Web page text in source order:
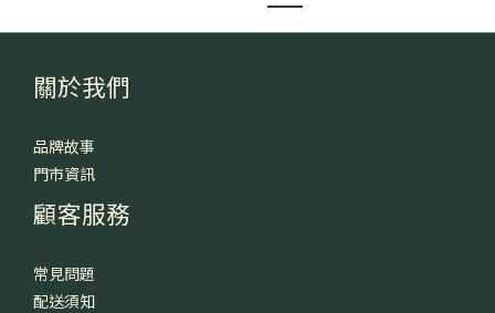
關於我們
品牌故事
門市資訊
顧客服務
常見問題
配送須知